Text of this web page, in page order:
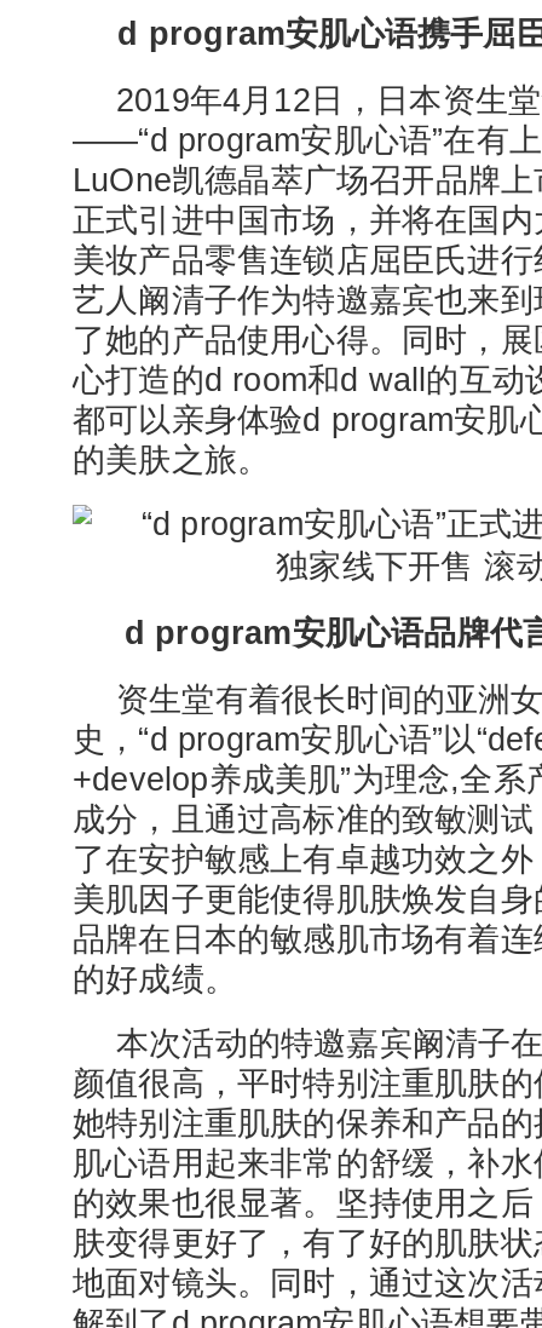
d program安肌心语携手屈
2019年4月12日，日本资生
——“d program安肌心语”在有
LuOne凯德晶萃广场召开品牌
正式引进中国市场，并将在国
美妆产品零售连锁店屈臣氏进
艺人阚清子作为特邀嘉宾也来
了她的产品使用心得。同时，
心打造的d room和d wall的互动
都可以亲身体验d program安肌
的美肤之旅。
d program安肌心语品牌代
资生堂有着很长时间的亚洲
史，“d program安肌心语”以
+develop养成美肌”为理念,全系
成分，且通过高标准的致敏测
了在安护敏感上有卓越功效之
美肌因子更能使得肌肤焕发自
品牌在日本的敏感肌市场有着
的好成绩。
本次活动的特邀嘉宾阚清子
颜值很高，平时特别注重肌肤
她特别注重肌肤的保养和产品
肌心语用起来非常的舒缓，补
的效果也很显著。坚持使用之
肤变得更好了，有了好的肌肤
地面对镜头。同时，通过这次